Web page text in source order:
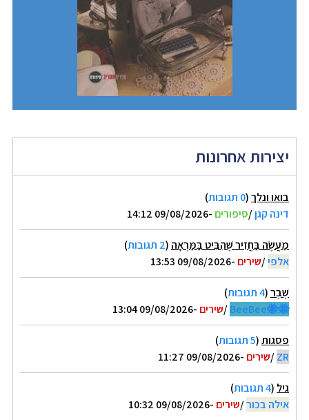
יצירות אחרונות
בואו ונלך(0 תגובות
)
דינה קגן/סיפורים -09/08/2026 14:12
מַעֲשֶׂה בַּחֲזִיר שֶׁהִבִּיט בַּמַּרְאָה (2 תגובות
)
אלפי/שירים -09/08/2026 13:53
שֶׁבֶר(4 תגובות
)
🐝🐝BeeBee
/שירים -09/08/2026 13:04
פסגות(5 תגובות
)
ZR
/שירים -09/08/2026 11:27
גיל (4 תגובות
)
אילה בכור/שירים -09/08/2026 10:32